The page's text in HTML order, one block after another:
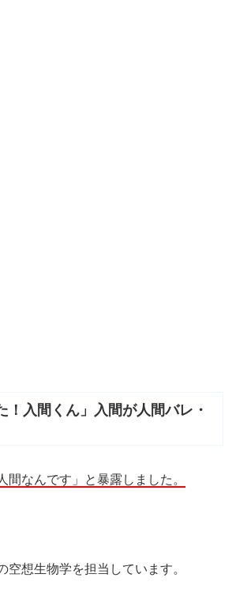
！入間くん」入間が人間バレ・
間なんです」と暴露しました。
空想生物学を担当しています。